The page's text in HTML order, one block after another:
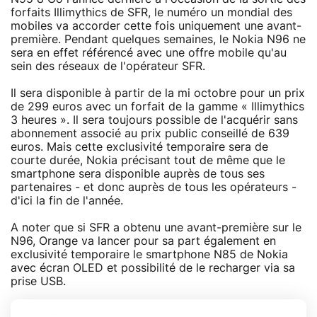
forfaits Illimythics de SFR, le numéro un mondial des
mobiles va accorder cette fois uniquement une avant-
première. Pendant quelques semaines, le Nokia N96 ne
sera en effet référencé avec une offre mobile qu'au
sein des réseaux de l'opérateur SFR.
Il sera disponible à partir de la mi octobre pour un prix
de 299 euros avec un forfait de la gamme « Illimythics
3 heures ». Il sera toujours possible de l'acquérir sans
abonnement associé au prix public conseillé de 639
euros. Mais cette exclusivité temporaire sera de
courte durée, Nokia précisant tout de même que le
smartphone sera disponible auprès de tous ses
partenaires - et donc auprès de tous les opérateurs -
d'ici la fin de l'année.
A noter que si SFR a obtenu une avant-première sur le
N96, Orange va lancer pour sa part également en
exclusivité temporaire le smartphone N85 de Nokia
avec écran OLED et possibilité de le recharger via sa
prise USB.